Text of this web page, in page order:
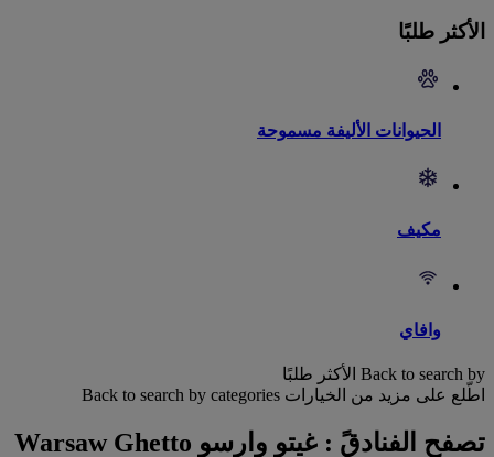
الأكثر طلبًا
الحيوانات الأليفة مسموحة
مكيف
وافاي
Back to search by الأكثر طلبًا
اطّلع على مزيد من الخيارات Back to search by categories
تصفح الفنادقً : غيتو وارسو Warsaw Ghetto